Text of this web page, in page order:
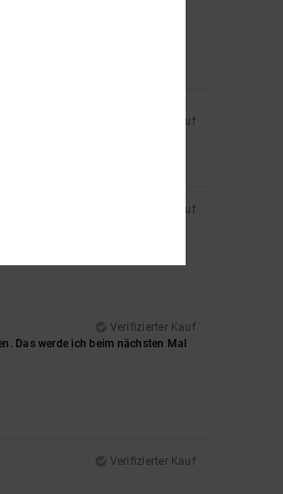
Verifizierter Kauf
Verifizierter Kauf
Verifizierter Kauf
Das werde ich beim nächsten Mal
Verifizierter Kauf